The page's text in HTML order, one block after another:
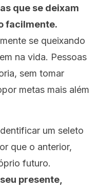
que se deixam
facilmente.
se queixando
na vida. Pessoas
sem tomar
metas mais além
um seleto
que o anterior,
futuro.
presente,